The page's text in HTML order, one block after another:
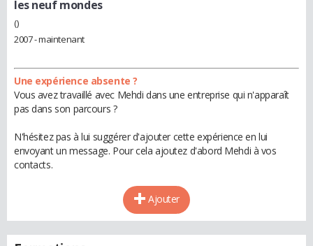
les neuf mondes
()
2007 - maintenant
Une expérience absente ?
Vous avez travaillé avec Mehdi dans une entreprise qui n'apparaît
pas dans son parcours ?
N'hésitez pas à lui suggérer d'ajouter cette expérience en lui
envoyant un message. Pour cela ajoutez d'abord Mehdi à vos
contacts.
Ajouter